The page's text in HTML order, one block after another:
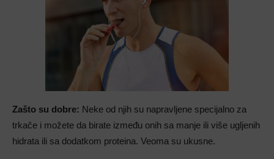
Zašto su dobre: Neke od njih su napravljene specijalno za
trkače i možete da birate između onih sa manje ili više ugljenih
hidrata ili sa dodatkom proteina. Veoma su ukusne.